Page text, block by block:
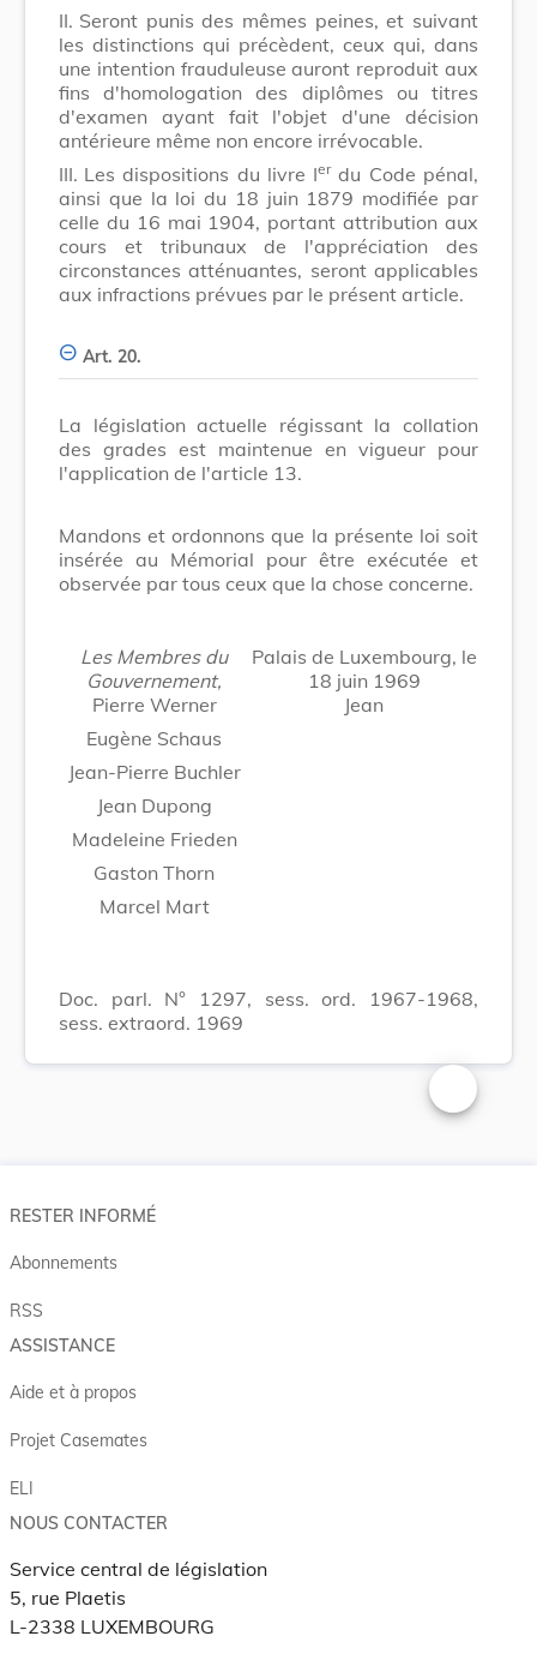
II. Seront punis des mêmes peines, et suivant
les distinctions qui précèdent, ceux qui, dans
une intention frauduleuse auront reproduit aux
fins d'homologation des diplômes ou titres
d'examen ayant fait l'objet d'une décision
antérieure même non encore irrévocable.
III. Les dispositions du livre Ierdu Code pénal,
ainsi que la loi du 18 juin 1879 modifiée par
celle du 16 mai 1904, portant attribution aux
cours et tribunaux de l'appréciation des
circonstances atténuantes, seront applicables
aux infractions prévues par le présent article.
Art. 20.
La législation actuelle régissant la collation
des grades est maintenue en vigueur pour
l'application de l'article 13.
Mandons et ordonnons que la présente loi soit
insérée au Mémorial pour être exécutée et
observée par tous ceux que la chose concerne.
Les Membres du
Gouvernement,
Pierre Werner
Eugène Schaus
Jean-Pierre Buchler
Jean Dupong
Madeleine Frieden
Gaston Thorn
Marcel Mart
Palais de Luxembourg, le
18 juin 1969
Jean
Doc. parl. N° 1297, sess. ord. 1967-1968,
sess. extraord. 1969
Changer la
RESTER INFORMÉ
Abonnements
RSS
ASSISTANCE
Aide et à propos
Projet Casemates
ELI
NOUS CONTACTER
Service central de législation
5, rue Plaetis
L-2338 LUXEMBOURG